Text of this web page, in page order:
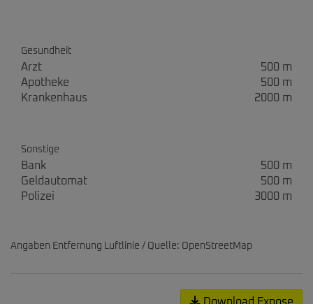
Gesundheit
Arzt
500 m
Apotheke
500 m
Krankenhaus
2000 m
Sonstige
Bank
500 m
Geldautomat
500 m
Polizei
3000 m
Angaben Entfernung Luftlinie / Quelle: OpenStreetMap